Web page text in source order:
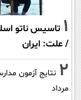
1 تاسیس ناتو
/ علت: ایران
2
مرداد